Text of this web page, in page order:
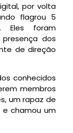
por volta
flagrou 5
Eles foram
dos
de direção
conhecidos
membros
um rapaz de
e chamou um